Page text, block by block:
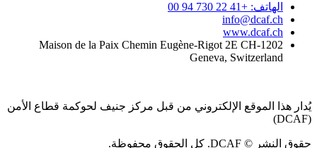
الهاتف: +41 22 730 94 00
info@dcaf.ch
www.dcaf.ch
Maison de la Paix Chemin Eugène-Rigot 2E CH-1202
Geneva, Switzerland
يُدار هذا الموقع الإلكتروني من قبل مركز جنيف لحوكمة قطاع الأمن
(DCAF)
حقوق النشر © DCAF. كل الحقوق محفوظة.